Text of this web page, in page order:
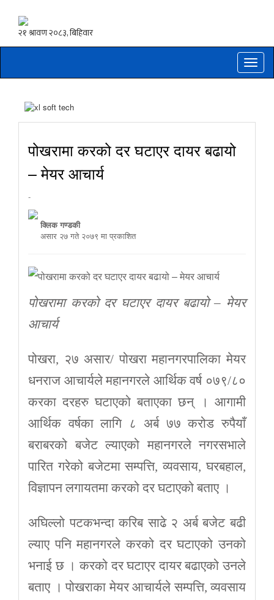
Toggle
पोखरामा करको दर घटाएर दायर बढायो
– मेयर आचार्य
-
क्लिक गण्डकी
असार २७ गते २०७९ मा प्रकाशित
पोखरामा करको दर घटाएर दायर बढायो – मेयर
आचार्य
पोखरा, २७ असार/ पोखरा महानगरपालिका मेयर
धनराज आचार्यले महानगरले आर्थिक वर्ष ०७९/८०
करका दरहरु घटाएको बताएका छन् । आगामी
आर्थिक वर्षका लागि ८ अर्ब ७७ करोड रुपैयाँ
बराबरको बजेट ल्याएको महानगरले नगरसभाले
पारित गरेको बजेटमा सम्पत्ति, व्यवसाय, घरबहाल,
विज्ञापन लगायतमा करको दर घटाएको बताए ।
अघिल्लो पटकभन्दा करिब साढे २ अर्ब बजेट बढी
ल्याए पनि महानगरले करको दर घटाएको उनको
भनाई छ । करको दर घटाएर दायर बढाएको उनले
बताए । पोखराका मेयर आचार्यले सम्पत्ति, व्यवसाय